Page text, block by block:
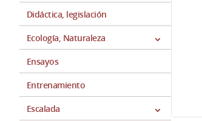
Didáctica, legislación
Ecología, Naturaleza
Ensayos
Entrenamiento
Escalada